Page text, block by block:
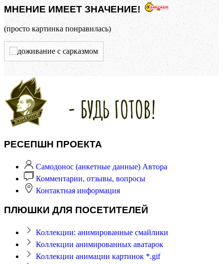
МНЕНИЕ ИМЕЕТ ЗНАЧЕНИЕ!
(просто картинка понравилась)
РЕСЕПШН ПРОЕКТА
Самодонос (анкетные данные) Автора
Комментарии, отзывы, вопросы
Контактная информация
ПЛЮШКИ ДЛЯ ПОСЕТИТЕЛЕЙ
Коллекции: анимированные смайлики
Коллекции анимированных аватарок
Коллекции анимации картинок *.gif